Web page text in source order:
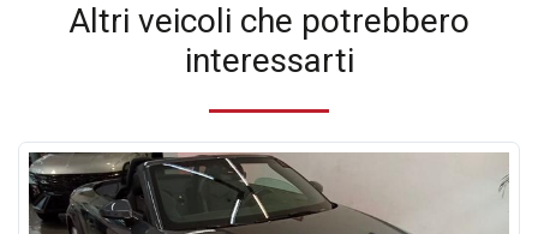
Altri veicoli che potrebbero
interessarti